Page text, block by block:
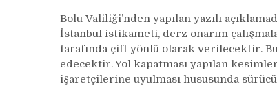
Bolu Valiliği’nden yapılan yazılı
İstanbul istikameti, derz onarım
tarafında çift yönlü olarak verilecektir.
edecektir. Yol kapatması yapılan
işaretçilerine uyulması hususunda